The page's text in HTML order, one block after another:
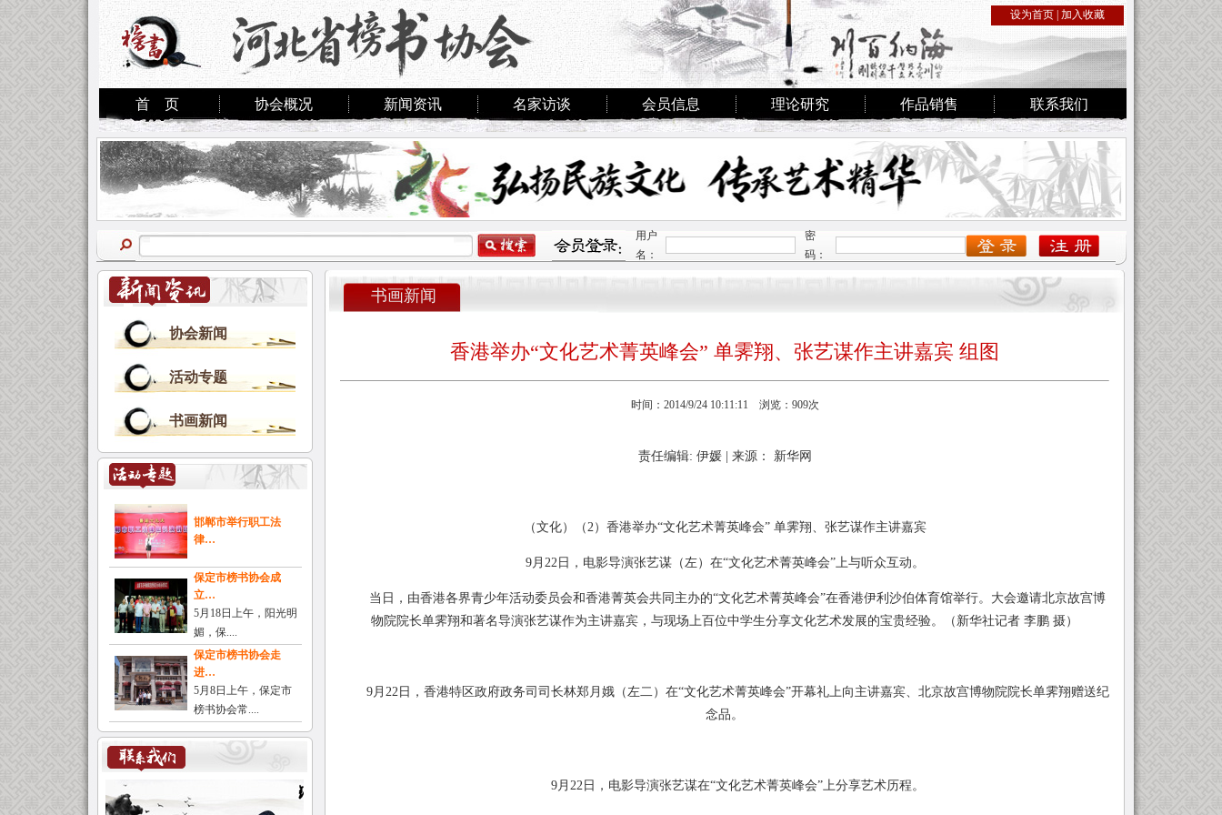
设为首页 加入收藏
首 页 协会概况 新闻资讯 名家访谈 会员信息 理论研究 作品销售 联系我们
用户
名：
密
码：
协会新闻
活动专题
书画新闻
邯郸市举行职工法
律…
保定市榜书协会成
立…
5月18日上午，阳光明
媚，保....
保定市榜书协会走
进…
5月8日上午，保定市
榜书协会常....
书画新闻
香港举办“文化艺术菁英峰会” 单霁翔、张艺谋作主讲嘉宾 组图
时间：2014/9/24 10:11:11 浏览：909次
责任编辑: 伊媛| 来源： 新华网
（文化）（2）香港举办“文化艺术菁英峰会” 单霁翔、张艺谋作主讲嘉宾
9月 22日，电影导演张艺谋（左）在“文化艺术菁英峰会”上与听众互动。
当日，由香港各界青少年活动委员会和香港菁英会共同主办的“文化艺术菁英峰会”在香港伊利沙伯体育馆举行。大会邀请北京故宫博
物院院长单霁翔和著名导演张艺谋作为主讲嘉宾，与现场上百位中学生分享文化艺术发展的宝贵经验。（新华社记者 李鹏 摄）
9月 22日，香港特区政府政务司司长林郑月娥（左二）在“文化艺术菁英峰会”开幕礼上向主讲嘉宾、北京故宫博物院院长单霁翔赠送纪
念品。
9月 22日，电影导演张艺谋在“文化艺术菁英峰会”上分享艺术历程。